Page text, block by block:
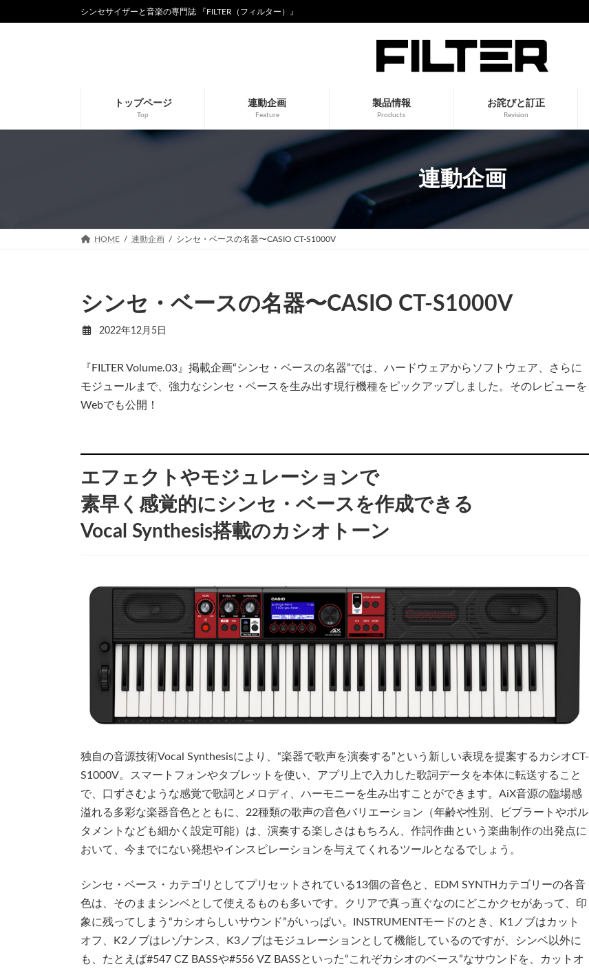
ン
ビ
シンセサイザーと音楽の専門誌 『FILTER（フィルター）』
トップページ
Top
連動企画
Feature
製品情報
Products
お詫びと訂正
Revision
連動企画
HOME 連動企画 シンセ・ベースの名器〜CASIO CT-S1000V
シンセ・ベースの名器〜CASIO CT-S1000V
2022年12月5日
『FILTER Volume.03』掲載企画“シンセ・ベースの名器”では、ハードウェアからソフトウェア、さらに
モジュールまで、強力なシンセ・ベースを生み出す現行機種をピックアップしました。そのレビューを
Webでも公開！
エフェクトやモジュレーションで
素早く感覚的にシンセ・ベースを作成できる
Vocal Synthesis搭載のカシオトーン
独自の音源技術Vocal Synthesisにより、“楽器で歌声を演奏する”という新しい表現を提案するカシオCT-
S1000V。スマートフォンやタブレットを使い、アプリ上で入力した歌詞データを本体に転送すること
で、口ずさむような感覚で歌詞とメロディ、ハーモニーを生み出すことができます。AiX音源の臨場感
溢れる多彩な楽器音色とともに、22種類の歌声の音色バリエーション（年齢や性別、ビブラートやポル
タメントなども細かく設定可能）は、演奏する楽しさはもちろん、作詞作曲という楽曲制作の出発点に
おいて、今までにない発想やインスピレーションを与えてくれるツールとなるでしょう。
シンセ・ベース・カテゴリとしてプリセットされている13個の音色と、EDM SYNTHカテゴリーの各音
色は、そのままシンベとして使えるものも多いです。クリアで真っ直ぐなのにどこかクセがあって、印
象に残ってしまう“カシオらしいサウンド”がいっぱい。INSTRUMENTモードのとき、K1ノブはカット
オフ、K2ノブはレゾナンス、K3ノブはモジュレーションとして機能しているのですが、シンベ以外に
も、たとえば#547 CZ BASSや#556 VZ BASSといった“これぞカシオのベース”なサウンドを、カットオ